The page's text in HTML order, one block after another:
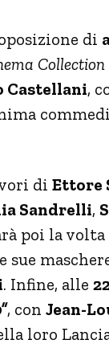
di
Castellani,
di Ettore
Sandrelli,
poi la volta
sue
. Infine, alle
, con Jean-
loro